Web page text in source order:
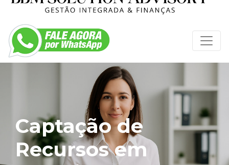
Captação de
Recursos em